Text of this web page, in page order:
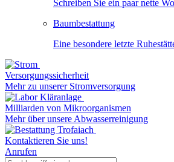
Schreiben Sie ein paar nette
Baumbestattung
Eine besondere letzte
Versorgungssicherheit
Mehr zu unserer Stromversorgung
Milliarden von Mikroorganismen
Mehr über unsere Abwasserreinigung
Kontaktieren Sie uns!
Anrufen